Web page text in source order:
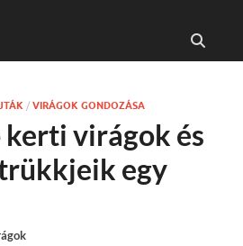
/ VIRÁGOK GONDOZÁSA
kerti virágok és
egy